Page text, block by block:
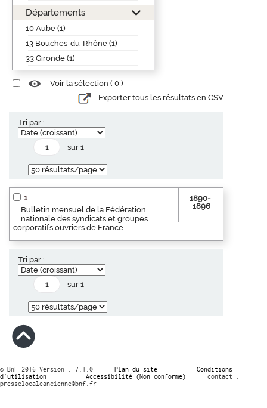
Départements
10 Aube (1)
13 Bouches-du-Rhône (1)
33 Gironde (1)
Voir la sélection ( 0 )
Exporter tous les résultats en CSV
Tri par :
sur 1
1
Bulletin mensuel de la Fédération
nationale des syndicats et groupes
corporatifs ouvriers de France
1890-
1896
Tri par :
sur 1
© BnF 2016 Version : 7.1.0 Plan du site
Conditions
d’utilisation
Accessibilité (Non conforme)
contact :
presselocaleancienne@bnf.fr